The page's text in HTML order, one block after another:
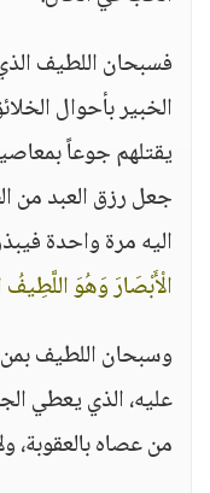
فسبحان اللطيف
الخبير بأحوال
يقتلهم جوعاً
جعل رزق العبد من
اليه مرة واحدة
الْأَبْصَارَ وَهُوَ اللَّطِيفُ
وسبحان اللطيف بمن
عليه، الذي يعطي
من عصاه